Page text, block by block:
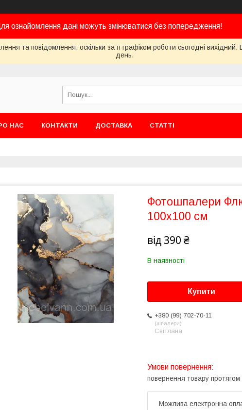
ознайомлення дані можуть змінюватися без попередження!
та повідомлення, оскільки за її графіком роботи сьогодні
день.
НАС КОНТАКТИ ДОСТАВКА СТАТТІ
Фотошпалери
100х100 см
від 390 ₴
В наявності
Купити
+380 (99) 702-70-11
шпалери
Світлана
повернення товару протягом